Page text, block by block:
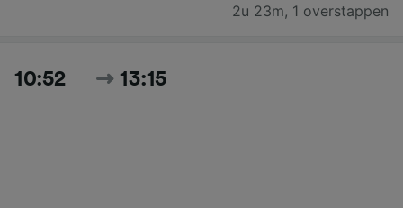
2u 23m, 1 overstappen
10:52 13:15